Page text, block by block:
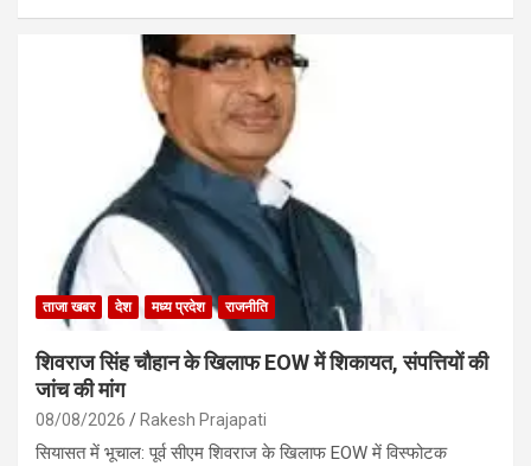
at
s
A
p
ail ar
e
ताजा खबर देश मध्य प्रदेश राजनीति
शिवराज सिंह चौहान के खिलाफ EOW में शिकायत, संपत्तियों की
जांच की मांग
08/08/2026 Rakesh Prajapati
सियासत में भूचाल: पूर्व सीएम शिवराज के खिलाफ EOW में विस्फोटक